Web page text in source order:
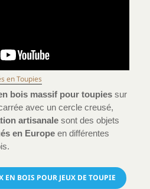
en Toupies
bois massif pour toupies sur
avec un cercle creusé,
artisanale sont des objets
en Europe en différentes
EN BOIS POUR JEUX DE TOUPIE